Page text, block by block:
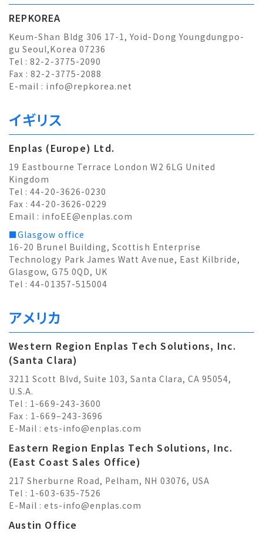
REPKOREA
Keum-Shan Bldg 306 17-1, Yoid-Dong Youngdungpo-
gu Seoul,Korea 07236
Tel : 82-2-3775-2090
Fax : 82-2-3775-2088
E-mail : info@repkorea.net
イギリス
Enplas (Europe) Ltd.
19 Eastbourne Terrace London W2 6LG United
Kingdom
Tel : 44-20-3626-0230
Fax : 44-20-3626-0229
Email : infoEE@enplas.com
■Glasgow office
16-20 Brunel Building, Scottish Enterprise
Technology Park James Watt Avenue, East Kilbride,
Glasgow, G75 0QD, UK
Tel : 44-01357-515004
アメリカ
Western Region Enplas Tech Solutions, Inc.
(Santa Clara)
3211 Scott Blvd, Suite 103, Santa Clara, CA 95054,
U.S.A.
Tel : 1-669-243-3600
Fax : 1-669–243-3696
E-Mail :ets-info@enplas.com
Eastern Region Enplas Tech Solutions, Inc.
(East Coast Sales Office)
217 Sherburne Road, Pelham, NH 03076, USA
Tel : 1-603-635-7526
E-Mail :ets-info@enplas.com
Austin Office